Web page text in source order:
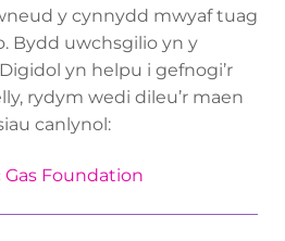
y cynnydd mwyaf tuag
Bydd uwchsgilio yn y
yn helpu i gefnogi’r
rydym wedi dileu’r maen
canlynol:
Gas Foundation